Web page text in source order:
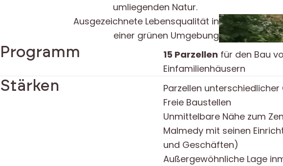
umliegenden Natur.
Ausgezeichnete Lebensqualität in
einer grünen Umgebung
Programm 15 Parzellen für den Bau
Einfamilienhäusern
Stärken
Parzellen unterschiedlicher
Freie Baustellen
Unmittelbare Nähe zum
Malmedy mit seinen
und Geschäften)
Außergewöhnliche Lage